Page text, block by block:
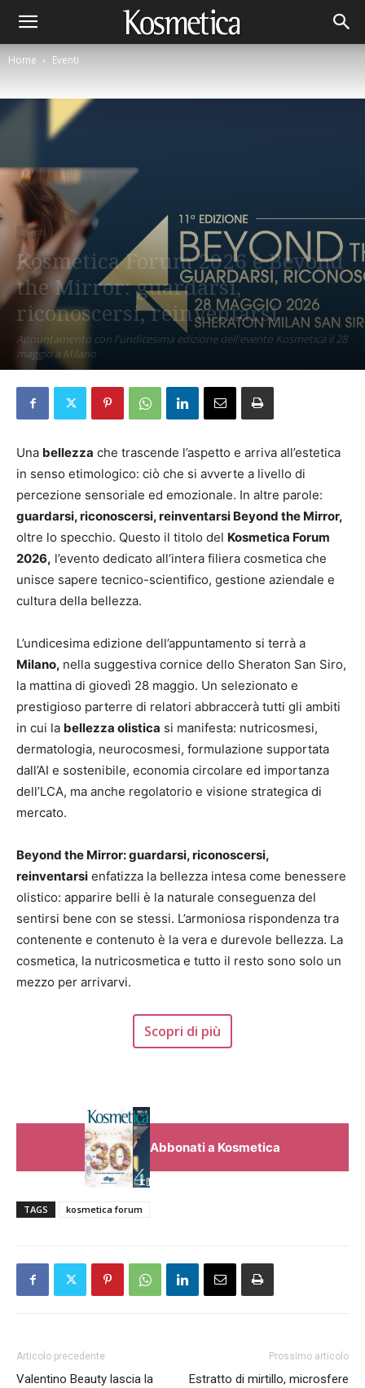
Home Eventi
Eventi
Kosmetica Forum 2026 è Beyond
the Mirror: guardarsi,
riconoscersi, reinventarsi
Appuntamento con l'undicesima edizione dell'evento Kosmetica il 28
maggio a Milano
Una bellezza che trascende l’aspetto e arriva all’estetica
in senso etimologico: ciò che si avverte a livello di
percezione sensoriale ed emozionale. In altre parole:
guardarsi, riconoscersi, reinventarsi Beyond the Mirror,
oltre lo specchio. Questo il titolo del Kosmetica Forum
2026, l’evento dedicato all’intera filiera cosmetica che
unisce sapere tecnico-scientifico, gestione aziendale e
cultura della bellezza.
L’undicesima edizione dell’appuntamento si terrà a
Milano, nella suggestiva cornice dello Sheraton San Siro,
la mattina di giovedì 28 maggio. Un selezionato e
prestigioso parterre di relatori abbraccerà tutti gli ambiti
in cui la bellezza olistica si manifesta: nutricosmesi,
dermatologia, neurocosmesi, formulazione supportata
dall’AI e sostenibile, economia circolare ed importanza
dell’LCA, ma anche regolatorio e visione strategica di
mercato.
Beyond the Mirror: guardarsi, riconoscersi,
reinventarsi enfatizza la bellezza intesa come benessere
olistico: apparire belli è la naturale conseguenza del
sentirsi bene con se stessi. L’armoniosa rispondenza tra
contenente e contenuto è la vera e durevole bellezza. La
cosmetica, la nutricosmetica e tutto il resto sono solo un
mezzo per arrivarvi.
Scopri di più
Abbonati a Kosmetica
TAGS kosmetica forum
Articolo precedente
Valentino Beauty lascia la
Prossimo articolo
Estratto di mirtillo, microsfere